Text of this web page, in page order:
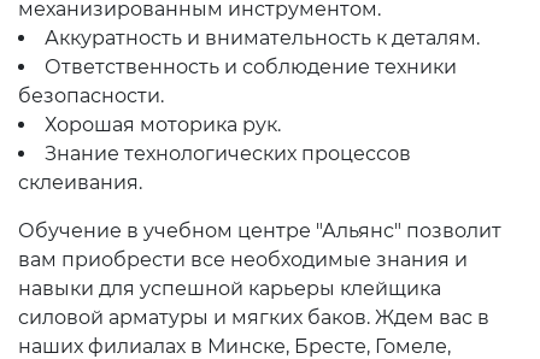
механизированным инструментом.
Аккуратность и внимательность к деталям.
Ответственность и соблюдение техники
безопасности.
Хорошая моторика рук.
Знание технологических процессов
склеивания.
Обучение в учебном центре "Альянс" позволит
вам приобрести все необходимые знания и
навыки для успешной карьеры клейщика
силовой арматуры и мягких баков. Ждем вас в
наших филиалах в Минске, Бресте, Гомеле,